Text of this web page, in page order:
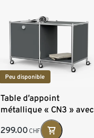
Peu disponible
Table d’appoint
métallique « CN3 » avec
1 abattant et roulettes,
gris
299.00 CHF